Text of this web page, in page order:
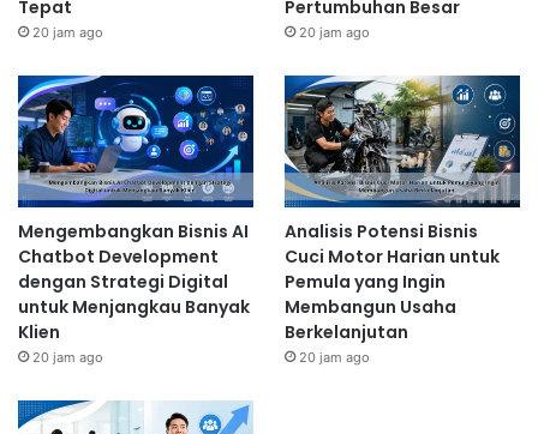
Tepat
20 jam ago
Pertumbuhan Besar
20 jam ago
Mengembangkan Bisnis AI
Chatbot Development
dengan Strategi Digital
untuk Menjangkau Banyak
Klien
20 jam ago
Analisis Potensi Bisnis
Cuci Motor Harian untuk
Pemula yang Ingin
Membangun Usaha
Berkelanjutan
20 jam ago